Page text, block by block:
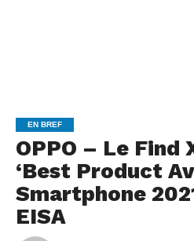
EN BREF
OPPO – Le Find
‘Best Product
Smartphone
EISA